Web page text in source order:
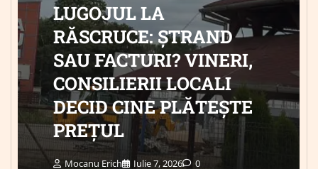
LUGOJUL LA
RĂSCRUCE: ȘTRAND
SAU FACTURI? VINERI,
CONSILIERII LOCALI
DECID CINE PLĂTEȘTE
PREȚUL
Mocanu Erich Iulie 7, 2026 0